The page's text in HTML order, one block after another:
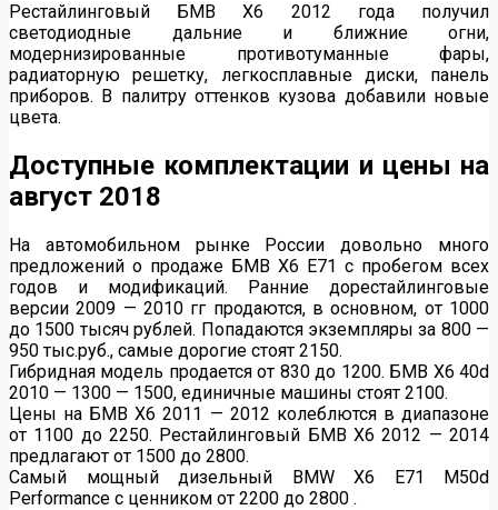
Рестайлинговый БМВ X6 2012 года получил
светодиодные дальние и ближние огни,
модернизированные противотуманные фары,
радиаторную решетку, легкосплавные диски, панель
приборов. В палитру оттенков кузова добавили новые
цвета.
Доступные комплектации и цены на
август 2018
На автомобильном рынке России довольно много
предложений о продаже БМВ Х6 Е71 с пробегом всех
годов и модификаций. Ранние дорестайлинговые
версии 2009 — 2010 гг продаются, в основном, от 1000
до 1500 тысяч рублей. Попадаются экземпляры за 800 —
950 тыс.руб., самые дорогие стоят 2150.
Гибридная модель продается от 830 до 1200. БМВ Х6 40d
2010 — 1300 — 1500, единичные машины стоят 2100.
Цены на БМВ Х6 2011 — 2012 колеблются в диапазоне
от 1100 до 2250. Рестайлинговый БМВ Х6 2012 — 2014
предлагают от 1500 до 2800.
Самый мощный дизельный BMW X6 E71 M50d
Performance с ценником от 2200 до 2800 .